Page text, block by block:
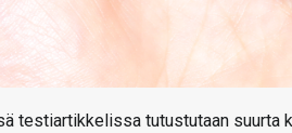
testiartikkelissa tutustutaan suurta